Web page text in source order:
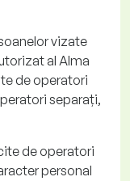
vizate
al Alma
de operatori
separați,
de operatori
personal